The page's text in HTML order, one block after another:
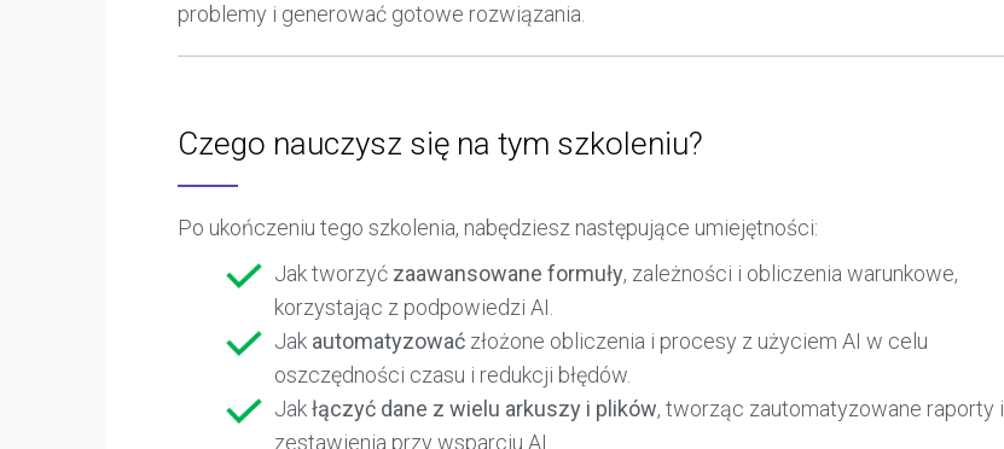
problemy i generować gotowe rozwiązania.
Czego nauczysz się na tym szkoleniu?
Po ukończeniu tego szkolenia, nabędziesz następujące umiejętności:
Jak tworzyć zaawansowane formuły, zależności i obliczenia warunkowe,
korzystając z podpowiedzi AI.
Jak automatyzować złożone obliczenia i procesy z użyciem AI w celu
oszczędności czasu i redukcji błędów.
Jakłączyć dane z wielu arkuszy i plików, tworząc zautomatyzowane raporty i
zestawienia przy wsparciu AI.